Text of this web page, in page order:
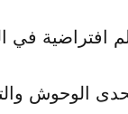
افتراضية في
الوحوش